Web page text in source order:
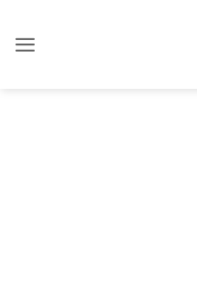
στο